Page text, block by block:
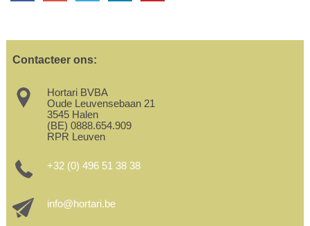
Contacteer ons:
Hortari BVBA
Oude Leuvensebaan 21
3545 Halen
(BE) 0888.654.909
RPR Leuven
+32 (0) 496 51 38 38
info@hortari.be